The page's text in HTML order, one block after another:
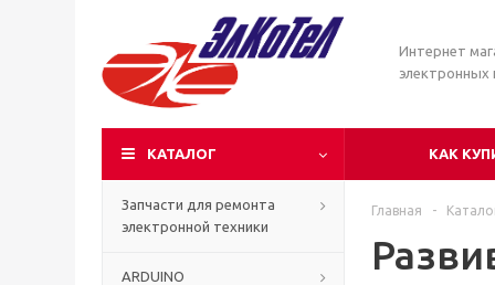
Интернет
электронных
КАТАЛОГ КАК
Запчасти для ремонта
электронной техники
ARDUINO
Главная -